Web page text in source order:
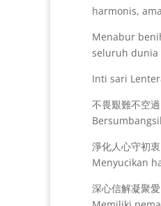
harmonis,
Menabur
seluruh dunia
Inti sari
不畏艱難不空過
淨化人心守初衷
Menyucikan
深心信解凝聚愛